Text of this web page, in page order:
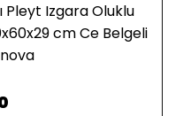
Pleyt Izgara Oluklu
cm Ce Belgeli